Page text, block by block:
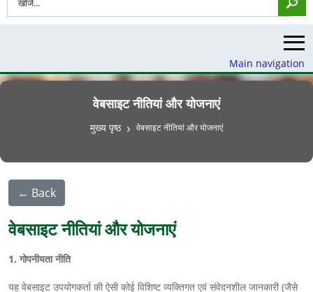
Main navigation
वेबसाइट नीतियां और योजनाएं
पग चिन्ह
मुख्य पृष्ठ वेबसाइट नीतियां और योजनाएं
← Back
वेबसाइट नीतियां और योजनाएं
1. गोपनीयता नीति
यह वेबसाइट उपयोगकर्ता की ऐसी कोई विशिष्ट व्यक्तिगत एवं संवेदनशील जानकारी (जैसे